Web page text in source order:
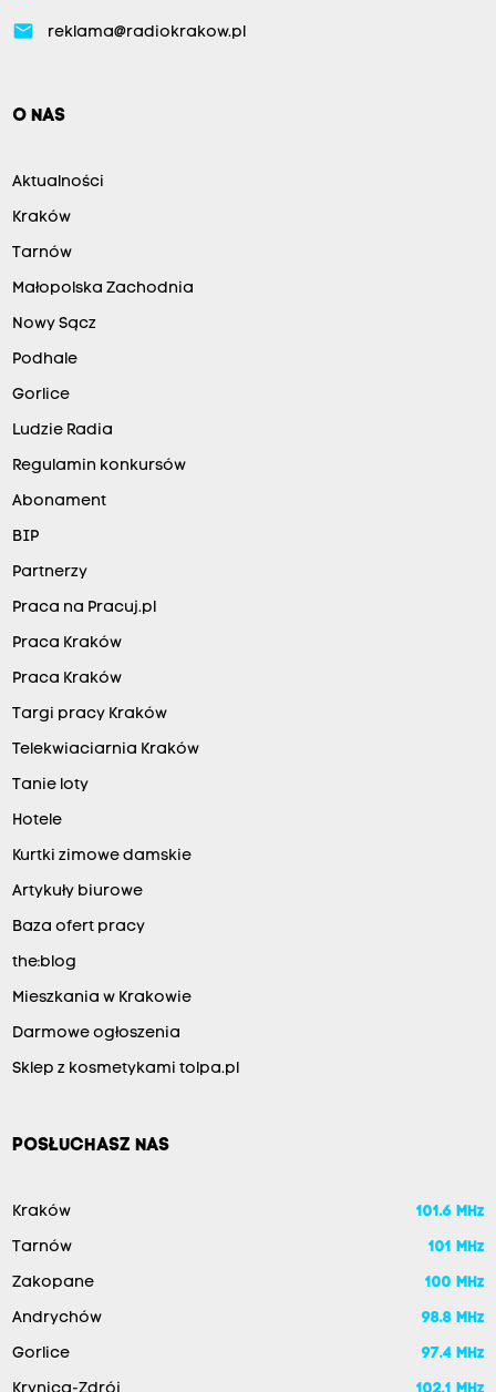
email reklama@radiokrakow.pl
O NAS
Aktualności
Kraków
Tarnów
Małopolska Zachodnia
Nowy Sącz
Podhale
Gorlice
Ludzie Radia
Regulamin konkursów
Abonament
BIP
Partnerzy
Praca na Pracuj.pl
Praca Kraków
Praca Kraków
Targi pracy Kraków
Telekwiaciarnia Kraków
Tanie loty
Hotele
Kurtki zimowe damskie
Artykuły biurowe
Baza ofert pracy
the:blog
Mieszkania w Krakowie
Darmowe ogłoszenia
Sklep z kosmetykami tolpa.pl
POSŁUCHASZ NAS
Kraków 101.6 MHz
Tarnów 101 MHz
Zakopane 100 MHz
Andrychów 98.8 MHz
Gorlice 97.4 MHz